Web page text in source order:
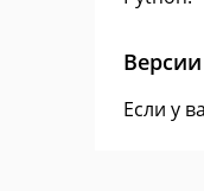
Версии
Если у